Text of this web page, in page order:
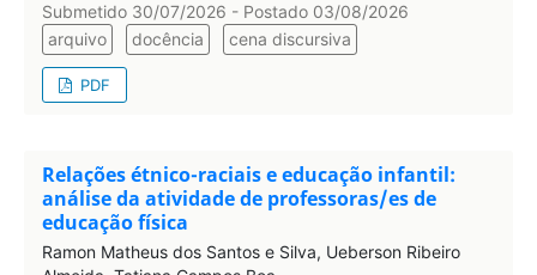
Submetido 30/07/2026 - Postado 03/08/2026
arquivo
docência cena discursiva
PDF
Relações étnico-raciais e educação infantil:
análise da atividade de professoras/es de
educação física
Ramon Matheus dos Santos e Silva, Ueberson Ribeiro